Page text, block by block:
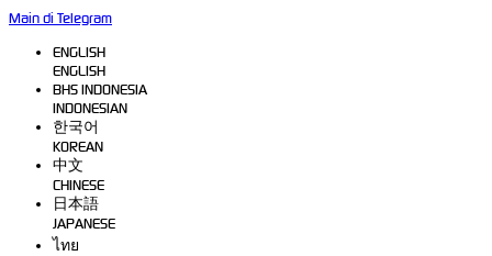
Main di Telegram
ENGLISH
ENGLISH
BHS INDONESIA
INDONESIAN
한국어
KOREAN
中文
CHINESE
日本語
JAPANESE
ไทย